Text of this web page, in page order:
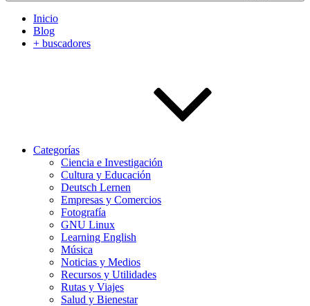
Inicio
Blog
+ buscadores
Categorías
Ciencia e Investigación
Cultura y Educación
Deutsch Lernen
Empresas y Comercios
Fotografía
GNU Linux
Learning English
Música
Noticias y Medios
Recursos y Utilidades
Rutas y Viajes
Salud y Bienestar